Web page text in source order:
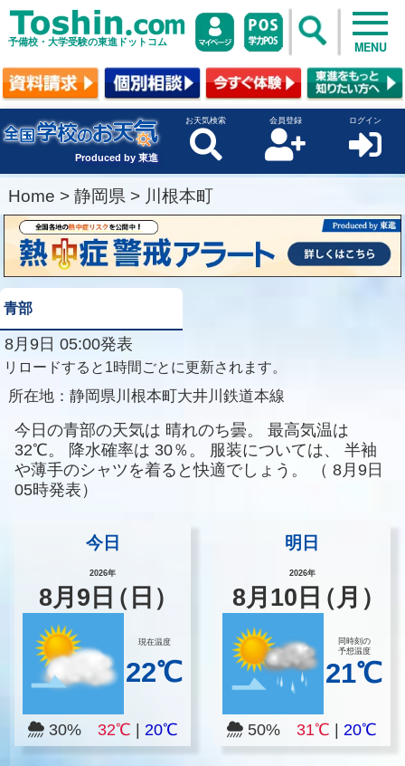
予備校・大学受験の東進ドットコム MENU
Produced by 東進
お天気検索 会員登録 ログイン
Home > 静岡県 > 川根本町
青部
8月9日 05:00発表
リロードすると1時間ごとに更新されます。
所在地： 静岡県川根本町大井川鉄道本線
今日の青部の天気は 晴れのち曇。
最高気温は
32℃。
降水確率は 30％。 服装については、
半袖
や薄手のシャツを着ると快適でしょう。
（ 8月9日
05時発表）
今日
2026年
8月 9 日（日）
現在温度
22℃
30% 32℃ 20℃
明日
2026年
8月 10 日（月）
同時刻の
予想温度
21℃
50%31℃ |20℃